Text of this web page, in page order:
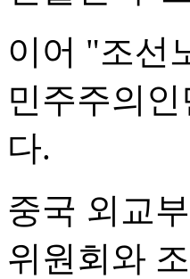
이어 "조선
민주주의
다.
중국 외교
위원회와